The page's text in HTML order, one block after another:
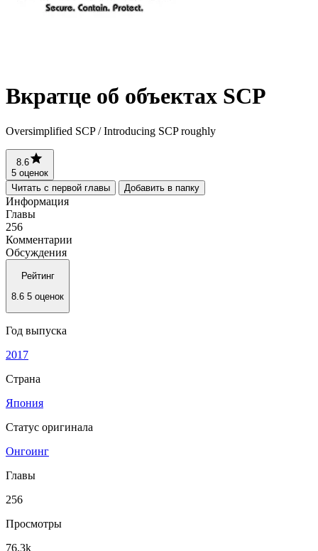
Вкратце об объектах SCP
Oversimplified SCP / Introducing SCP roughly
8.6
5 оценок
Читать с первой главы
Добавить в папку
Информация
Главы
256
Комментарии
Обсуждения
Рейтинг
8.6 5 оценок
Год выпуска
2017
Страна
Япония
Статус оригинала
Онгоинг
Главы
256
Просмотры
76.3k